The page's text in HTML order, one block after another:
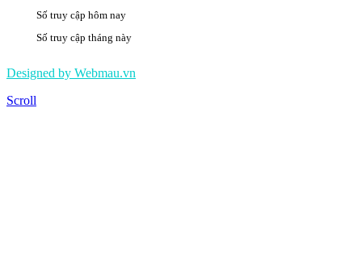
Số truy cập hôm nay
Số truy cập tháng này
Designed by Webmau.vn
Scroll